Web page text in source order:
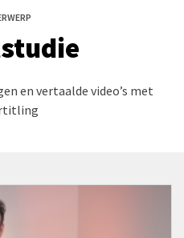
en vertaalde video’s met